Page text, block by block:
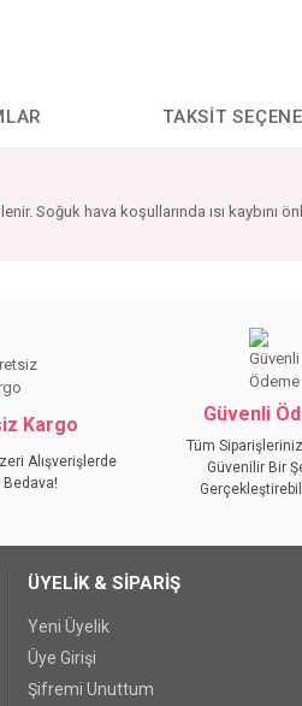
TAKSIT
Soğuk hava koşullarında ısı
Kargo
Alışverişlerde
Bedava!
Güvenli
Tüm
Güvenilir Bir
ÜYELİK & SİPARİŞ
Yeni Üyelik
Üye Girişi
Şifremi Unuttum